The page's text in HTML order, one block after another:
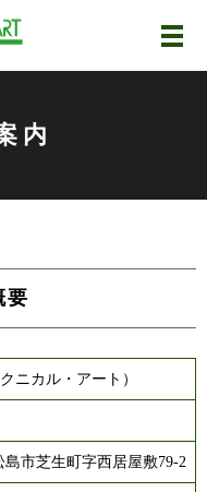
メ
内
要
ニカル・アート）
島市芝生町字西居屋敷79-2